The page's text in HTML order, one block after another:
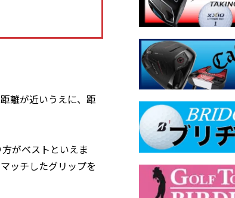
離が近いうえに、距
がベストといえま
ッチしたグリップを